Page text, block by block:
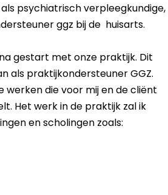
psychiatrisch verpleegkundige,
ggz bij de huisarts.
gestart met onze praktijk. Dit
als praktijkondersteuner GGZ.
werken die voor mij en de cliënt
Het werk in de praktijk zal ik
en scholingen zoals: